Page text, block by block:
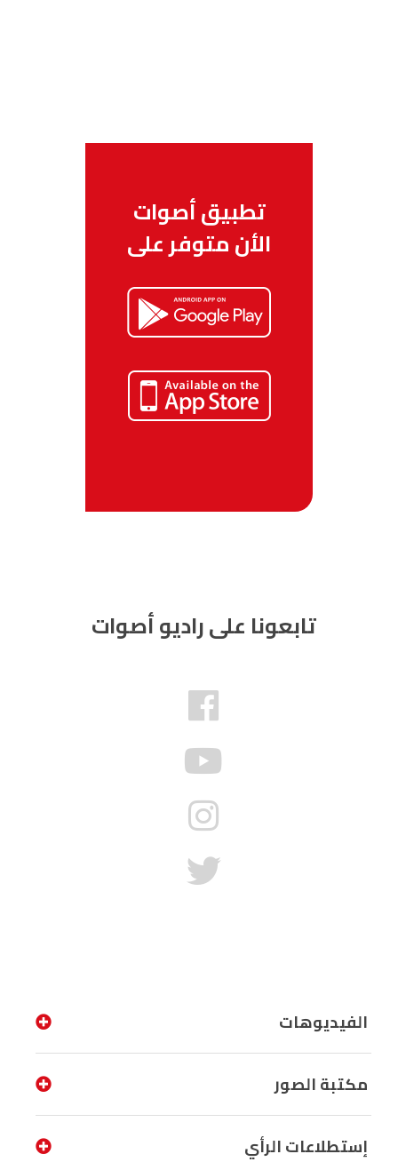
تطبيق أصوات
الأن متوفر على
تابعونا على راديو أصوات
الفيديوهات
مكتبة الصور
إستطلاعات الرأي